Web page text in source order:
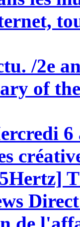
/2e
of